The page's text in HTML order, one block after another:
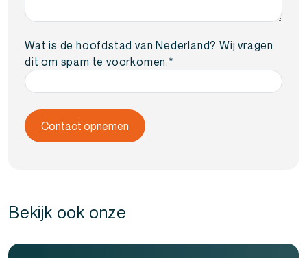
Wat is de hoofdstad van Nederland? Wij vragen
dit om spam te voorkomen.*
Bekijk ook onze